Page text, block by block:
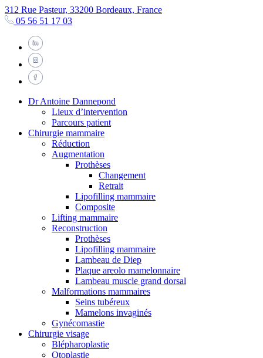
312 Rue Pasteur, 33200 Bordeaux, France
05 56 51 17 03
Dr Antoine Dannepond
Lieux d’intervention
Parcours patient
Chirurgie mammaire
Réduction
Augmentation
Prothèses
Changement
Retrait
Lipofilling mammaire
Composite
Lifting mammaire
Reconstruction
Prothèses
Lipofilling mammaire
Lambeau de Diep
Plaque areolo mamelonnaire
Lambeau muscle grand dorsal
Malformations mammaires
Seins tubéreux
Mamelons invaginés
Gynécomastie
Chirurgie visage
Blépharoplastie
Otoplastie